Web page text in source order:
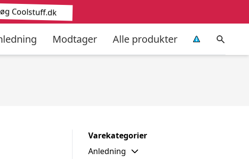
Modtager Alle produkter
Varekategorier
Anledning
Coolstuff.dk